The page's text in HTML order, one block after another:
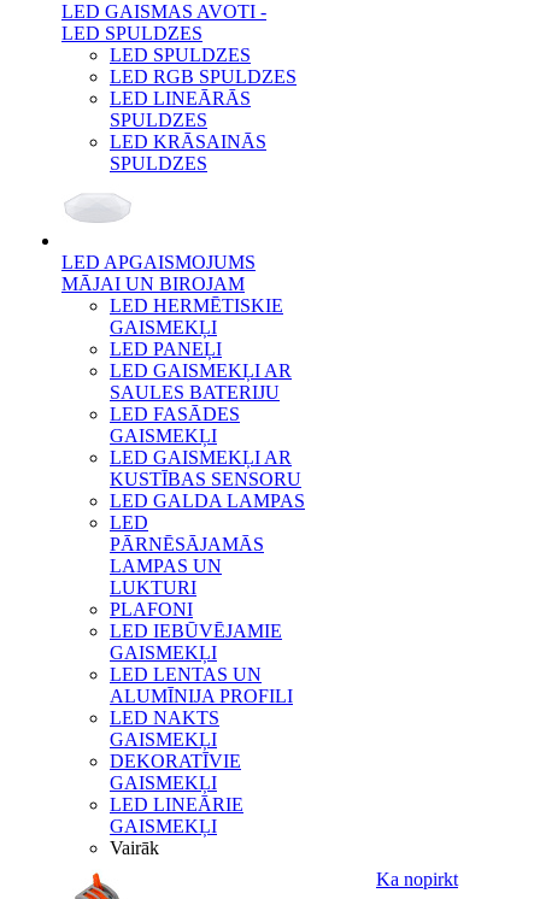
LED GAISMAS AVOTI -
LED SPULDZES
LED SPULDZES
LED RGB SPULDZES
LED LINEĀRĀS
SPULDZES
LED KRĀSAINĀS
SPULDZES
LED APGAISMOJUMS
MĀJAI UN BIROJAM
LED HERMĒTISKIE
GAISMEKĻI
LED PANEĻI
LED GAISMEKĻI AR
SAULES BATERIJU
LED FASĀDES
GAISMEKĻI
LED GAISMEKĻI AR
KUSTĪBAS SENSORU
LED GALDA LAMPAS
LED
PĀRNĒSĀJAMĀS
LAMPAS UN
LUKTURI
PLAFONI
LED IEBŪVĒJAMIE
GAISMEKĻI
LED LENTAS UN
ALUMĪNIJA PROFILI
LED NAKTS
GAISMEKĻI
DEKORATĪVIE
GAISMEKĻI
LED LINEĀRIE
GAISMEKĻI
Vairāk
Ka nopirkt